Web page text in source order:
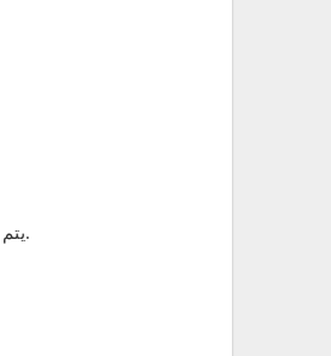
يتم السداد للرسوم الادارية عن طريق الدفع المالي داخل البنوك فقط والحصول علي ايصال من البنك وليس عن طريق اي وسيلة أخري مثل فودافون كاش وغيرها.